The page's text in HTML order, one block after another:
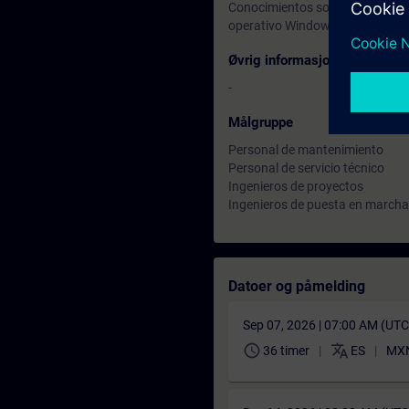
Conocimientos sobre motores
operativo Windows).
Øvrig informasjon
-
Målgruppe
Personal de mantenimiento
Personal de servicio técnico
Ingenieros de proyectos
Ingenieros de puesta en marcha
Datoer og påmelding
Sep 07, 2026 | 07:00 AM
schedule 36 timer translate ES